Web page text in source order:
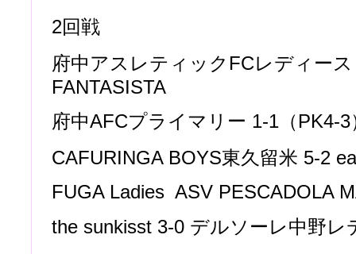
2回戦
府中アスレティックFCレディー
FANTASISTA
府中AFCプライマリー 1-1（PK4-
CAFURINGA BOYS東久留米 5-2
FUGA Ladies ASV PESCADOLA
the sunkisst 3-0 デルソーレ中野レ